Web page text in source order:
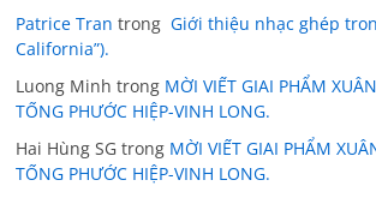
Patrice Tran trong Giới thiệu nhạc ghép
California”).
Luong Minh trong MỜI VIẾT GIAI PHẨM
TỐNG PHƯỚC HIỆP-VINH LONG.
Hai Hùng SG trong MỜI VIẾT GIAI PHẨM
TỐNG PHƯỚC HIỆP-VINH LONG.